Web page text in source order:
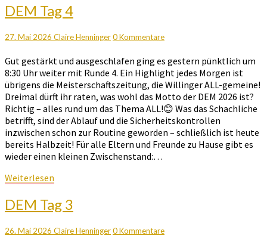
DEM
Tag
DEM Tag 4
27. Mai 2026 Claire HenningerKommentare
0 Kommentare
Gut gestärkt und ausgeschlafen ging es gestern pünktlich um
8:30 Uhr weiter mit Runde 4. Ein Highlight jedes Morgen ist
übrigens die Meisterschaftszeitung, die Willinger ALL-gemeine!
Dreimal dürft ihr raten, was wohl das Motto der DEM 2026 ist?
Richtig – alles rund um das Thema ALL!😊 Was das Schachliche
betrifft, sind der Ablauf und die Sicherheitskontrollen
inzwischen schon zur Routine geworden – schließlich ist heute
bereits Halbzeit! Für alle Eltern und Freunde zu Hause gibt es
wieder einen kleinen Zwischenstand:…
Weiterlesen
DEM
Tag
DEM Tag 3
26. Mai 2026 Claire HenningerKommentare
0 Kommentare